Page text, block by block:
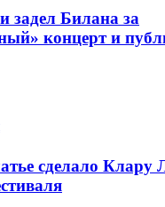
Билана за
концерт и
сделало Клару